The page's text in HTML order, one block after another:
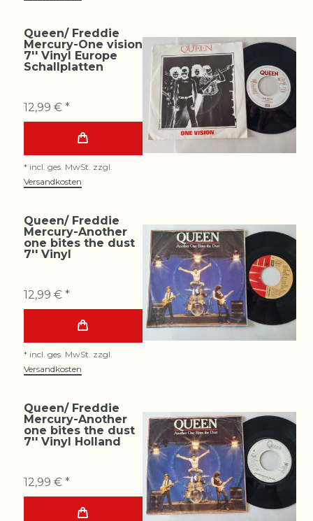
Queen/ Freddie
Mercury-One vision
7'' Vinyl Europe
Schallplatten
12,99 € *
* incl. ges. MwSt. zzgl.
Versandkosten
Queen/ Freddie
Mercury-Another
one bites the dust
7'' Vinyl
12,99 € *
* incl. ges. MwSt. zzgl.
Versandkosten
Queen/ Freddie
Mercury-Another
one bites the dust
7'' Vinyl Holland
12,99 € *